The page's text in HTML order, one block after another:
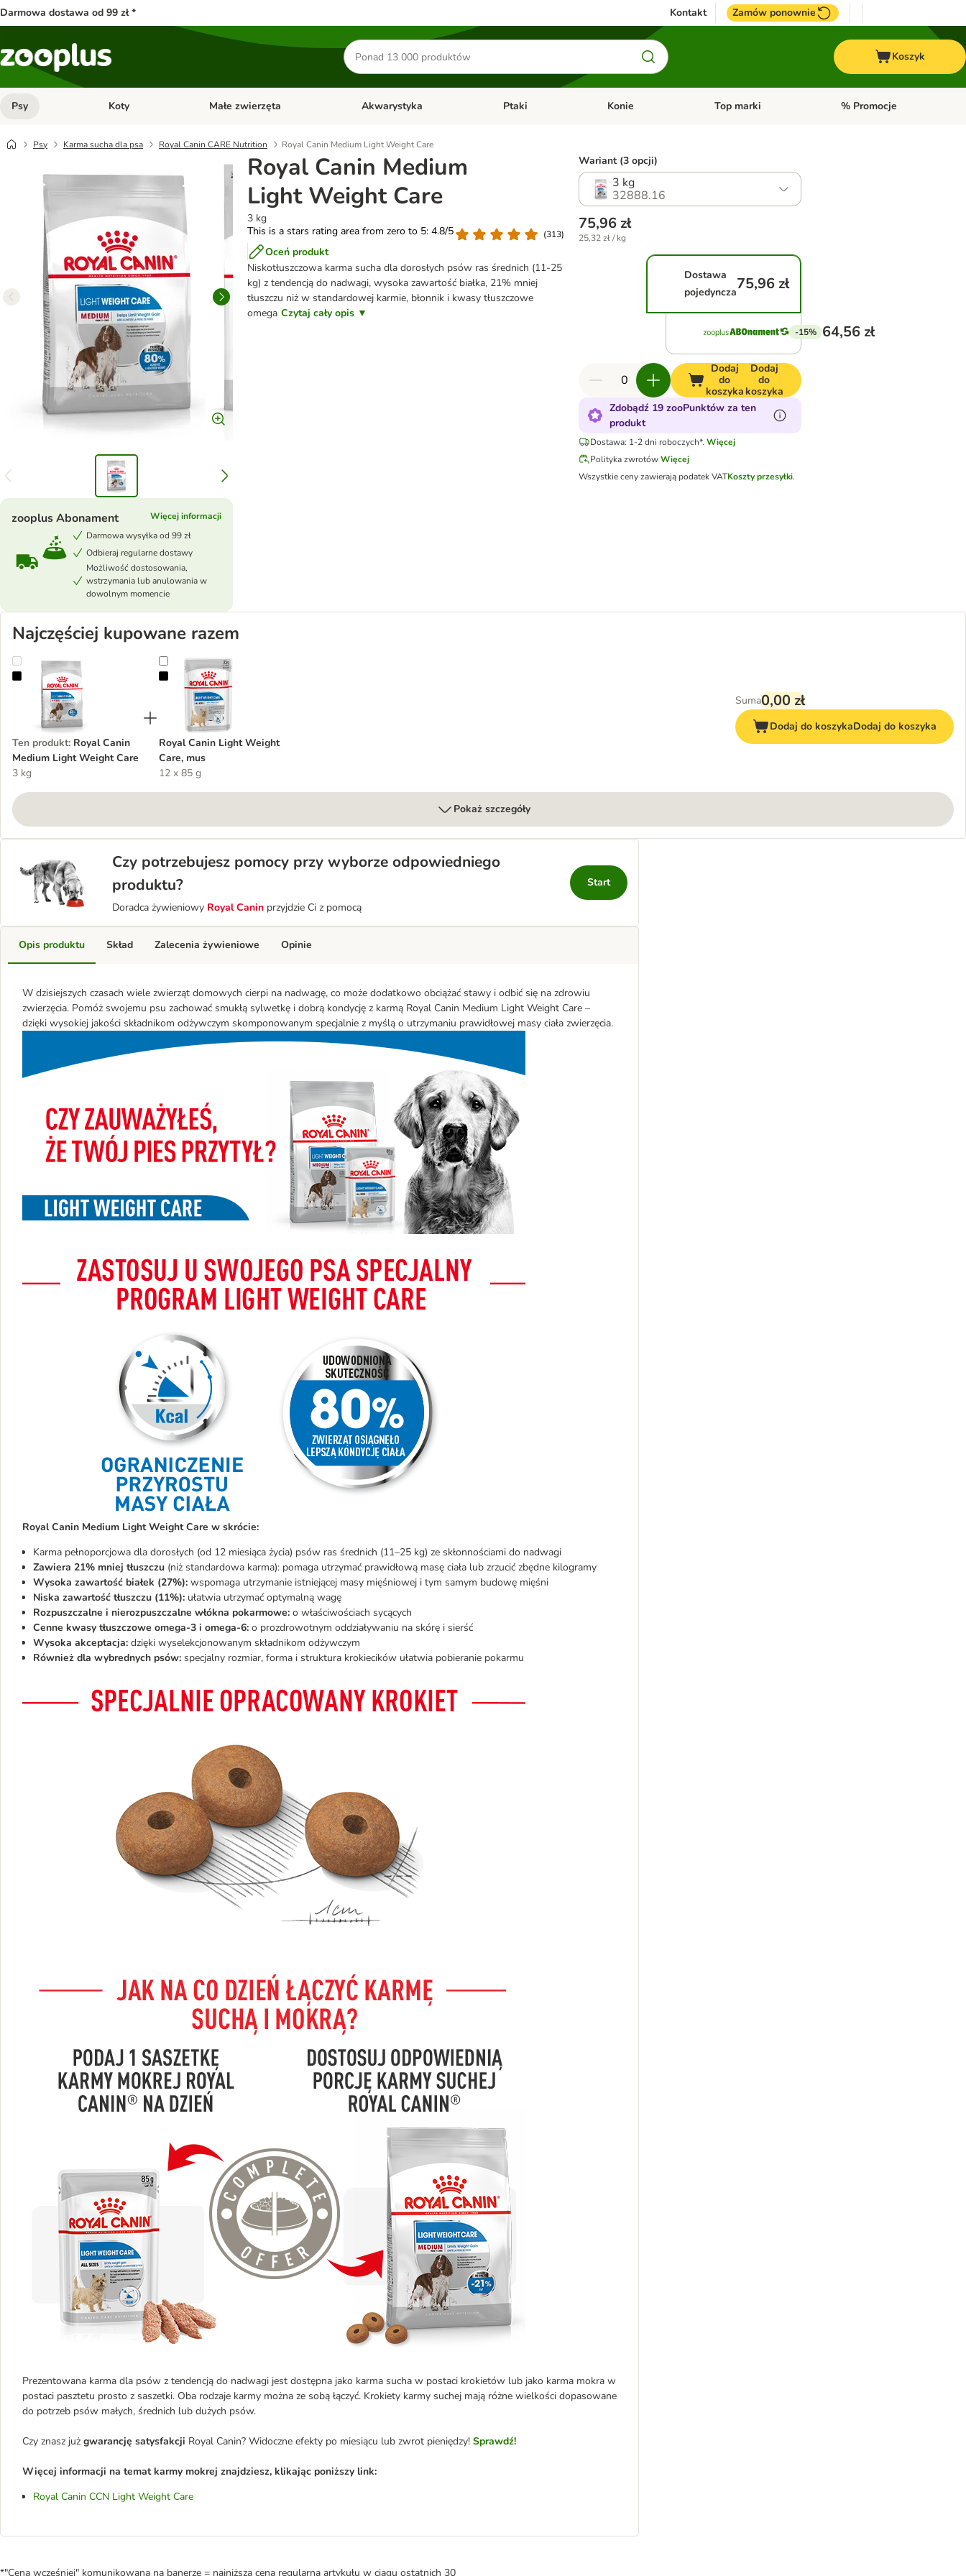
Darmowa dostawa od 99 zł * Kontakt Zamów ponownie
Szukaj
produktów
Koszyk
Psy Otwórz menu kategorii: Psy
Koty Otwórz menu kategorii: Koty
Małe zwierzęta Otwórz menu kategorii: Małe zwierzęta
Akwarystyka Otwórz menu kategorii: Akwarystyka
Ptaki Otwórz menu kategorii: Ptaki
Konie Otwórz menu kategorii: Konie
Top marki Otwórz menu kategorii: Top
% Promocje
Psy Karma sucha dla psa Royal Canin CARE Nutrition Royal Canin Medium Light Weight Care
Royal Canin Medium
Light Weight Care
3 kg
This is a stars rating area from zero to 5: 4.8/5
(313)
Oceń produkt
Niskotłuszczowa karma sucha dla dorosłych psów ras średnich (11-25
kg) z tendencją do nadwagi, wysoka zawartość białka, 21% mniej
tłuszczu niż w standardowej karmie, błonnik i kwasy tłuszczowe
omega Czytaj cały opis ▼
zooplus Abonament
Więcej informacji
Darmowa wysyłka od 99 zł
Odbieraj regularne dostawy
Możliwość dostosowania,
wstrzymania lub anulowania w
dowolnym momencie
Wariant (3 opcji)
3 kg
32888.16
75,96 zł
25,32 zł / kg
Dostawa
pojedyncza75,96 zł
-15% 64,56 zł
Dodaj
do
koszyka
Dodaj
do
koszyka
Zdobądź 19 zooPunktów za ten
produkt
Dostawa: 1-2 dni roboczych*. Więcej
Polityka zwrotów Więcej
Wszystkie ceny zawierają podatek VATKoszty przesyłki.
Najczęściej kupowane razem
Royal Canin Medium Light Weight Care
Ten produkt: Royal Canin
Medium Light Weight Care
3 kg
Royal Canin Light Weight Care, mus
Royal Canin Light Weight
Care, mus
12 x 85 g
Suma0,00 zł
Dodaj do koszykaDodaj do koszyka
Pokaż szczegóły
Czy potrzebujesz pomocy przy wyborze odpowiedniego
produktu?
Doradca żywieniowy Royal Canin przyjdzie Ci z pomocą
Start
Opis produktu
W dzisiejszych czasach wiele zwierząt domowych cierpi na nadwagę, co może dodatkowo obciążać stawy i odbić się na zdrowiu
zwierzęcia. Pomóż swojemu psu zachować smukłą sylwetkę i dobrą kondycję z karmą Royal Canin Medium Light Weight Care –
dzięki wysokiej jakości składnikom odżywczym skomponowanym specjalnie z myślą o utrzymaniu prawidłowej masy ciała zwierzęcia.
Royal Canin Medium Light Weight Care w skrócie:
Karma pełnoporcjowa dla dorosłych (od 12 miesiąca życia) psów ras średnich (11–25 kg) ze skłonnościami do nadwagi
Zawiera 21% mniej tłuszczu (niż standardowa karma): pomaga utrzymać prawidłową masę ciała lub zrzucić zbędne kilogramy
Wysoka zawartość białek (27%): wspomaga utrzymanie istniejącej masy mięśniowej i tym samym budowę mięśni
Niska zawartość tłuszczu (11%): ułatwia utrzymać optymalną wagę
Rozpuszczalne i nierozpuszczalne włókna pokarmowe: o właściwościach sycących
Cenne kwasy tłuszczowe omega-3 i omega-6: o prozdrowotnym oddziaływaniu na skórę i sierść
Wysoka akceptacja: dzięki wyselekcjonowanym składnikom odżywczym
Również dla wybrednych psów: specjalny rozmiar, forma i struktura krokiecików ułatwia pobieranie pokarmu
Prezentowana karma dla psów z tendencją do nadwagi jest dostępna jako karma sucha w postaci krokietów lub jako karma mokra w
postaci pasztetu prosto z saszetki. Oba rodzaje karmy można ze sobą łączyć. Krokiety karmy suchej mają różne wielkości dopasowane
do potrzeb psów małych, średnich lub dużych psów.
Czy znasz już gwarancję satysfakcji Royal Canin? Widoczne efekty po miesiącu lub zwrot pieniędzy! Sprawdź!
Więcej informacji na temat karmy mokrej znajdziesz, klikając poniższy link:
Royal Canin CCN Light Weight Care
Skład Zalecenia żywieniowe Opinie
*"Cena wcześniej" komunikowana na banerze = najniższa cena regularna artykułu w ciągu ostatnich 30